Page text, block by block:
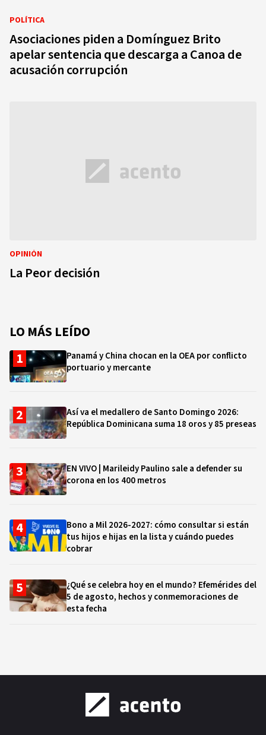
POLÍTICA
Asociaciones piden a Domínguez Brito
apelar sentencia que descarga a Canoa de
acusación corrupción
OPINIÓN
La Peor decisión
LO MÁS LEÍDO
Panamá y China chocan en la OEA por conflicto
portuario y mercante
Así va el medallero de Santo Domingo 2026:
República Dominicana suma 18 oros y 85 preseas
EN VIVO | Marileidy Paulino sale a defender su
corona en los 400 metros
Bono a Mil 2026-2027: cómo consultar si están
tus hijos e hijas en la lista y cuándo puedes
cobrar
¿Qué se celebra hoy en el mundo? Efemérides del
5 de agosto, hechos y conmemoraciones de
esta fecha